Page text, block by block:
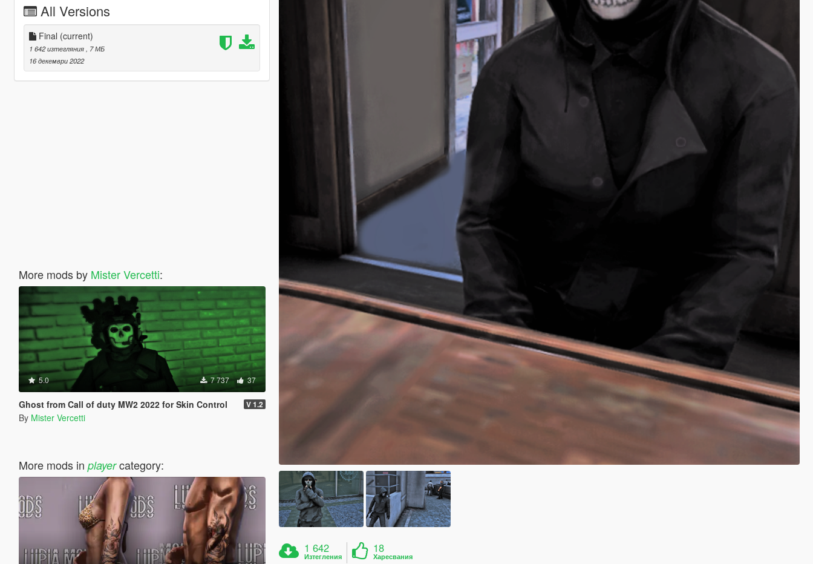
All Versions
Final (current)
1 642 изтегляния
, 7 МБ
16 декември 2022
More mods by Mister Vercetti:
5.0 7 737 37
Ghost from Call of duty MW2 2022 for Skin Control V 1.2
By Mister Vercetti
More mods in playercategory:
1 642
Изтегления
18
Харесвания